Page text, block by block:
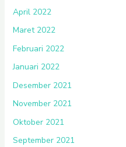
April 2022
Maret 2022
Februari 2022
Januari 2022
Desember 2021
November 2021
Oktober 2021
September 2021